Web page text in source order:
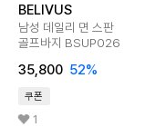
BELIVUS
남성 데일리 면 스판
골프바지 BSUP026
35,800 52%
쿠폰
1